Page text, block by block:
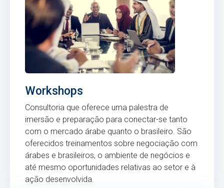
Workshops
Consultoria que oferece uma palestra de
imersão e preparação para conectar-se tanto
com o mercado árabe quanto o brasileiro. São
oferecidos treinamentos sobre negociação com
árabes e brasileiros, o ambiente de negócios e
até mesmo oportunidades relativas ao setor e à
ação desenvolvida.